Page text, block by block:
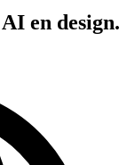
en design.